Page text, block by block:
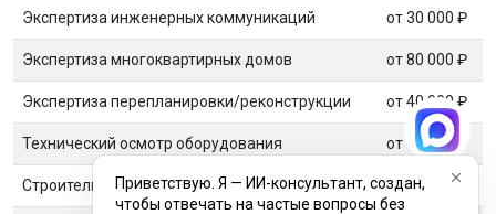
Экспертиза инженерных коммуникаций от 30 000 ₽
Экспертиза многоквартирных домов от 80 000 ₽
Экспертиза перепланировки/реконструкции от 40 000 ₽
Технический осмотр оборудования от 10 000 ₽
Строительные экспертизы и исследования от 25 000 ₽
Приветствую. Я — ИИ-консультант, создан,
чтобы отвечать на частые вопросы без